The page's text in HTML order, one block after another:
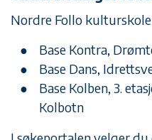
Nordre Follo kulturskole
Base Kontra,
Base Dans,
Base Kolben, 3.
Kolbotn